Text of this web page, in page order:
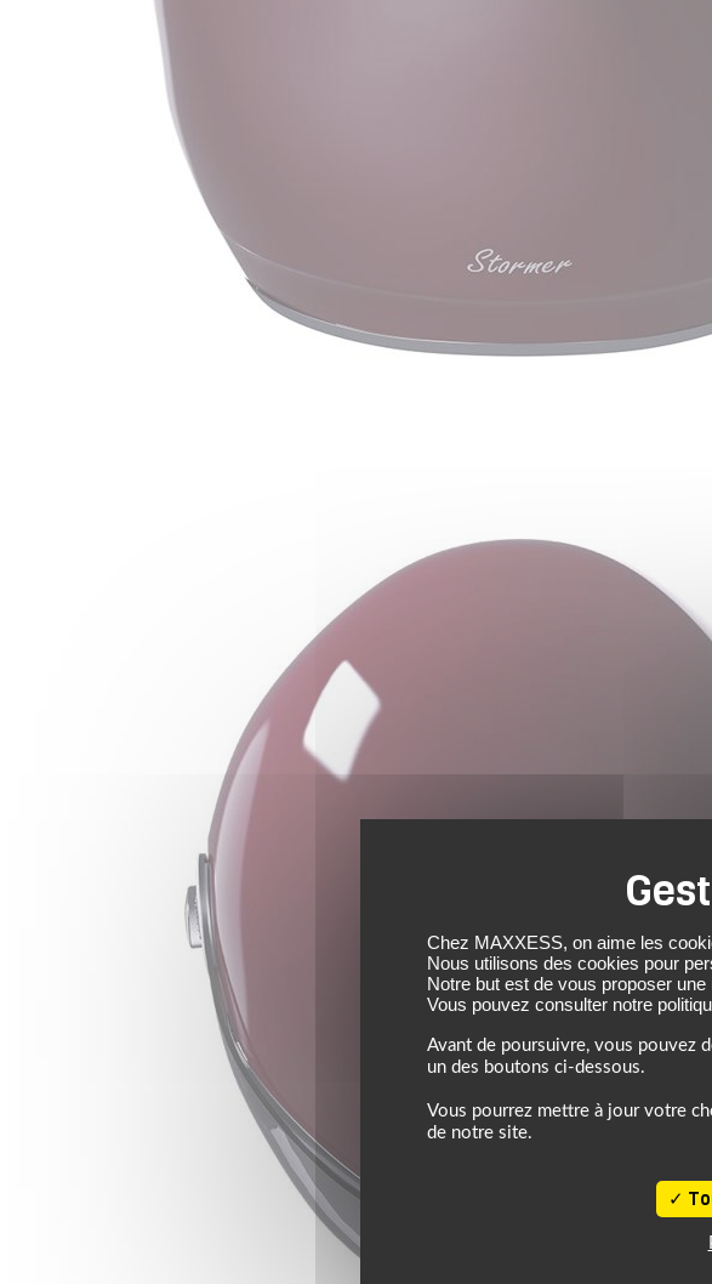
Chez MAXXESS, on aime les
Nous utilisons des cookies pour
Notre but est de vous proposer
Vous pouvez consulter notre
Avant de poursuivre, vous pouvez
un des boutons ci-dessous.
Vous pourrez mettre à jour votre
de notre site.